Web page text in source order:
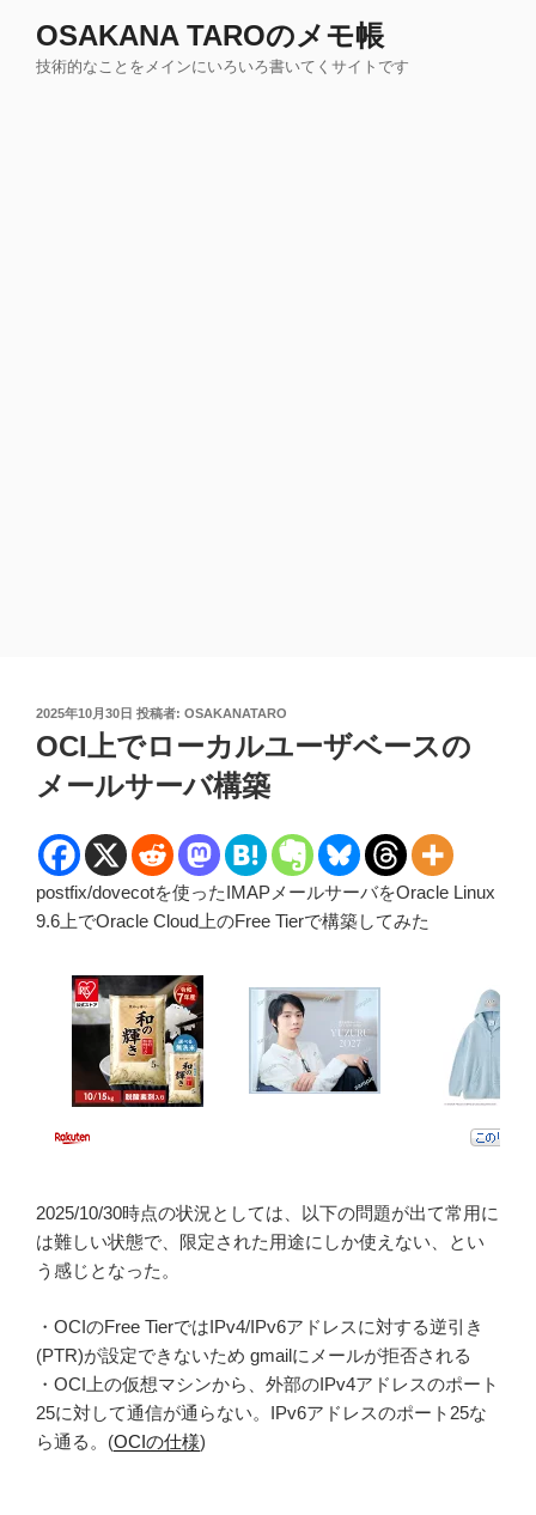
OSAKANA TAROのメモ帳
技術的なことをメインにいろいろ書いてくサイトです
投
稿
日:
2025年10月30日 投稿者: OSAKANATARO
OCI上でローカルユーザベースの
メールサーバ構築
postfix/dovecotを使ったIMAPメールサーバをOracle Linux
9.6上でOracle Cloud上のFree Tierで構築してみた
2025/10/30時点の状況としては、以下の問題が出て常用に
は難しい状態で、限定された用途にしか使えない、とい
う感じとなった。
・OCIのFree TierではIPv4/IPv6アドレスに対する逆引き
(PTR)が設定できないため gmailにメールが拒否される
・OCI上の仮想マシンから、外部のIPv4アドレスのポート
25に対して通信が通らない。IPv6アドレスのポート25な
ら通る。(OCIの仕様)